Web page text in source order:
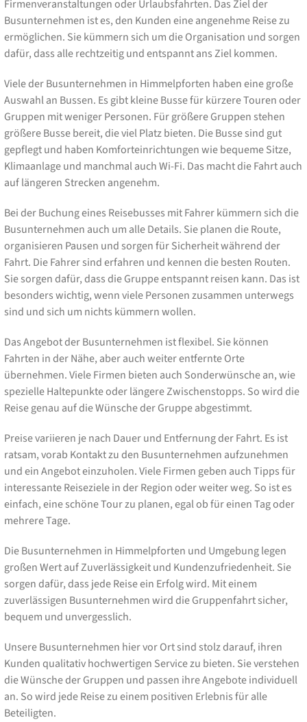
Firmenveranstaltungen oder Urlaubsfahrten. Das Ziel der
Busunternehmen ist es, den Kunden eine angenehme Reise zu
ermöglichen. Sie kümmern sich um die Organisation und sorgen
dafür, dass alle rechtzeitig und entspannt ans Ziel kommen.
Viele der Busunternehmen in Himmelpforten haben eine große
Auswahl an Bussen. Es gibt kleine Busse für kürzere Touren oder
Gruppen mit weniger Personen. Für größere Gruppen stehen
größere Busse bereit, die viel Platz bieten. Die Busse sind gut
gepflegt und haben Komforteinrichtungen wie bequeme Sitze,
Klimaanlage und manchmal auch Wi-Fi. Das macht die Fahrt auch
auf längeren Strecken angenehm.
Bei der Buchung eines Reisebusses mit Fahrer kümmern sich die
Busunternehmen auch um alle Details. Sie planen die Route,
organisieren Pausen und sorgen für Sicherheit während der
Fahrt. Die Fahrer sind erfahren und kennen die besten Routen.
Sie sorgen dafür, dass die Gruppe entspannt reisen kann. Das ist
besonders wichtig, wenn viele Personen zusammen unterwegs
sind und sich um nichts kümmern wollen.
Das Angebot der Busunternehmen ist flexibel. Sie können
Fahrten in der Nähe, aber auch weiter entfernte Orte
übernehmen. Viele Firmen bieten auch Sonderwünsche an, wie
spezielle Haltepunkte oder längere Zwischenstopps. So wird die
Reise genau auf die Wünsche der Gruppe abgestimmt.
Preise variieren je nach Dauer und Entfernung der Fahrt. Es ist
ratsam, vorab Kontakt zu den Busunternehmen aufzunehmen
und ein Angebot einzuholen. Viele Firmen geben auch Tipps für
interessante Reiseziele in der Region oder weiter weg. So ist es
einfach, eine schöne Tour zu planen, egal ob für einen Tag oder
mehrere Tage.
Die Busunternehmen in Himmelpforten und Umgebung legen
großen Wert auf Zuverlässigkeit und Kundenzufriedenheit. Sie
sorgen dafür, dass jede Reise ein Erfolg wird. Mit einem
zuverlässigen Busunternehmen wird die Gruppenfahrt sicher,
bequem und unvergesslich.
Unsere Busunternehmen hier vor Ort sind stolz darauf, ihren
Kunden qualitativ hochwertigen Service zu bieten. Sie verstehen
die Wünsche der Gruppen und passen ihre Angebote individuell
an. So wird jede Reise zu einem positiven Erlebnis für alle
Beteiligten.